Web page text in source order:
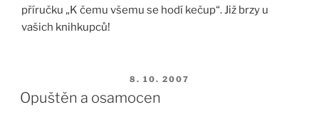
příručku „K čemu všemu se hodí kečup“. Již brzy u
vašich knihkupců!
PUBLIKOVÁNO
8. 10. 2007
Opuštěn a osamocen